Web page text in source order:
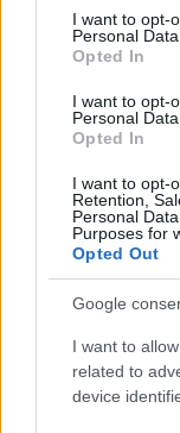
consent section.
I want to opt-
Personal Data.
Opted In
I want to opt-
Personal
Opted In
I want to opt-
Retention,
Personal
Purposes for
Opted Out
Google
I want to
related to
device
LUETUIMMAT